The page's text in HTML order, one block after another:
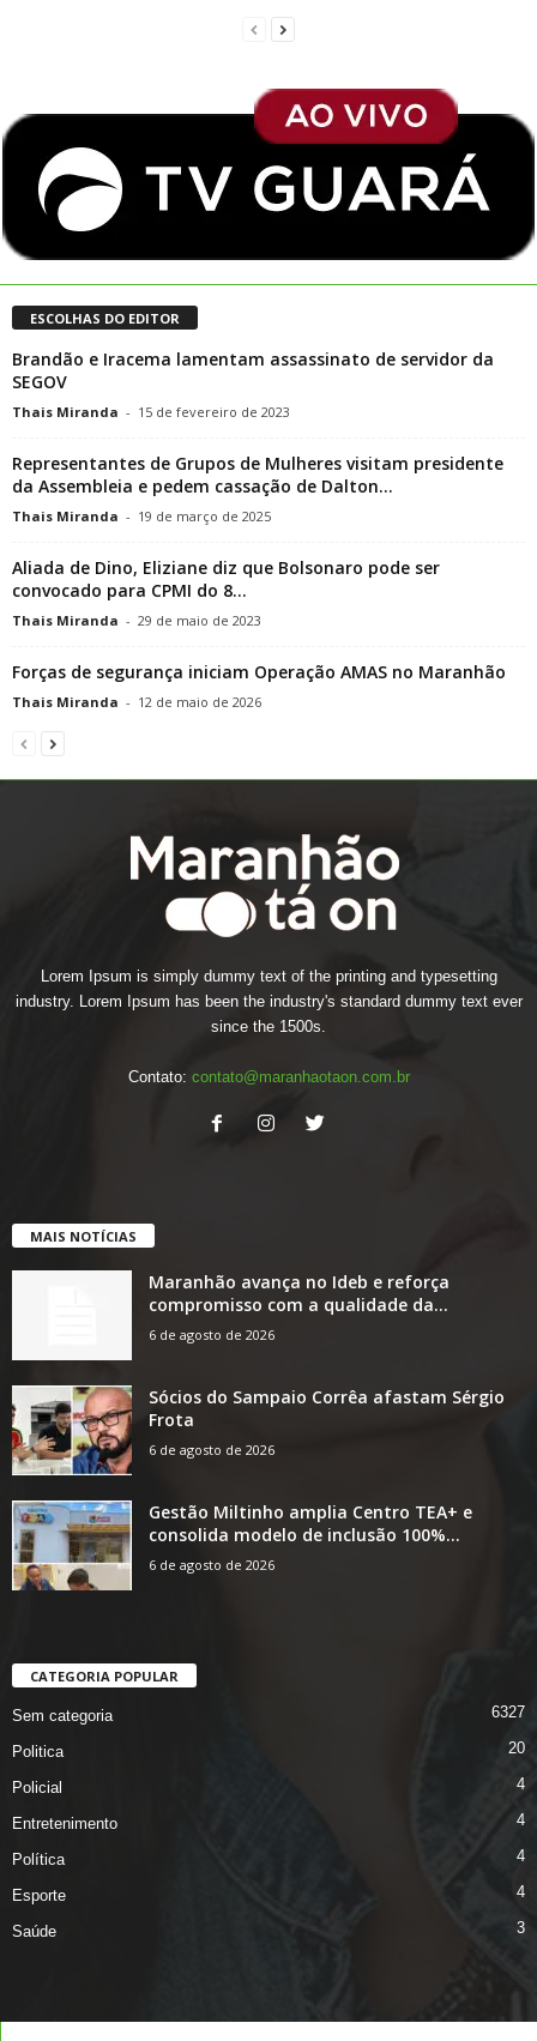
ESCOLHAS DO EDITOR
Brandão e Iracema lamentam assassinato de servidor da
SEGOV
Thais Miranda - 15 de fevereiro de 2023
Representantes de Grupos de Mulheres visitam presidente
da Assembleia e pedem cassação de Dalton...
Thais Miranda - 19 de março de 2025
Aliada de Dino, Eliziane diz que Bolsonaro pode ser
convocado para CPMI do 8...
Thais Miranda - 29 de maio de 2023
Forças de segurança iniciam Operação AMAS no Maranhão
Thais Miranda - 12 de maio de 2026
Lorem Ipsum is simply dummy text of the printing and typesetting
industry. Lorem Ipsum has been the industry's standard dummy text ever
since the 1500s.
Contato: contato@maranhaotaon.com.br
MAIS NOTÍCIAS
Maranhão avança no Ideb e reforça
compromisso com a qualidade da...
6 de agosto de 2026
Sócios do Sampaio Corrêa afastam Sérgio
Frota
6 de agosto de 2026
Gestão Miltinho amplia Centro TEA+ e
consolida modelo de inclusão 100%...
6 de agosto de 2026
CATEGORIA POPULAR
Sem categoria 6327
Politica 20
Policial 4
Entretenimento 4
Política 4
Esporte 4
Saúde 3